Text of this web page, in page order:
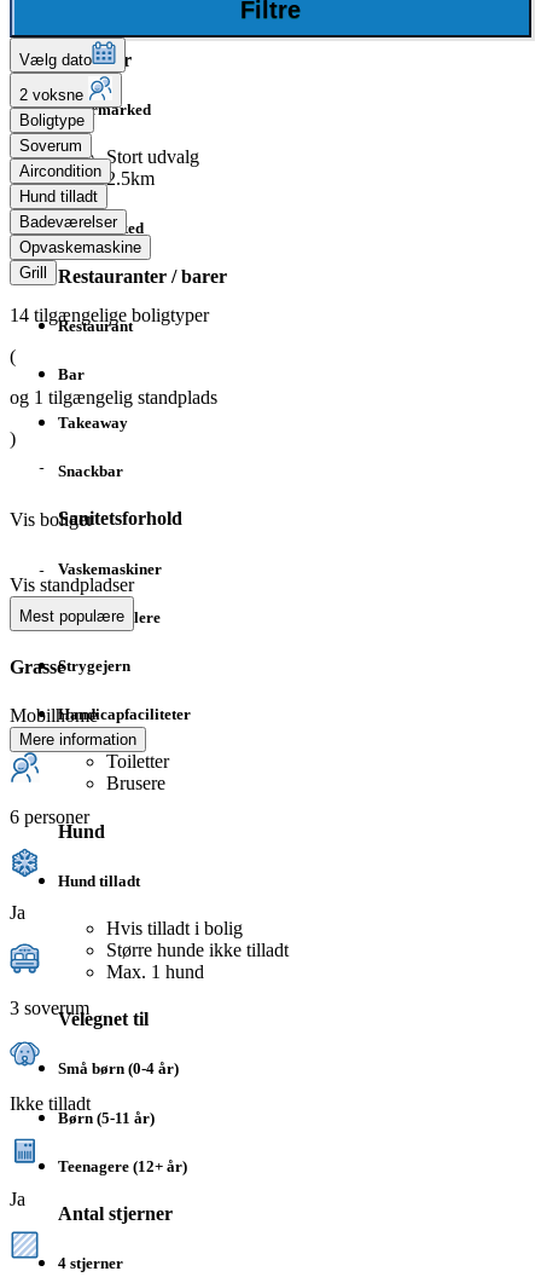
Butikker
Supermarked
Stort udvalg
2.5km
Minimarked
Restauranter / barer
Restaurant
Bar
Takeaway
Snackbar
Sanitetsforhold
Vaskemaskiner
Tørretumblere
Strygejern
Handicapfaciliteter
Toiletter
Brusere
Hund
Hund tilladt
Hvis tilladt i bolig
Større hunde ikke tilladt
Max. 1 hund
Velegnet til
Små børn (0-4 år)
Børn (5-11 år)
Teenagere (12+ år)
Antal stjerner
4 stjerner
Filtre
Vælg dato
2 voksne
Boligtype
Soverum
Aircondition
Hund tilladt
Badeværelser
Opvaskemaskine
Grill
14 tilgængelige boligtyper
(
og 1 tilgængelig standplads
)
Vis boliger
Vis standpladser
Mest populære
Grasse
Mobilhome
Mere information
6 personer
Ja
3 soverum
Ikke tilladt
Ja